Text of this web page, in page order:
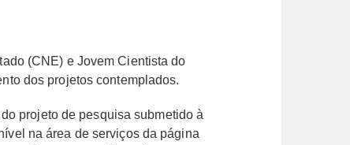
(CNE) e Jovem Cientista do
dos projetos contemplados.
projeto de pesquisa submetido à
na área de serviços da página